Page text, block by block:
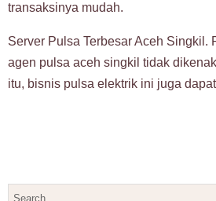
transaksinya mudah.
Server Pulsa Terbesar Aceh Singkil.
agen pulsa aceh singkil tidak
itu, bisnis pulsa elektrik ini juga